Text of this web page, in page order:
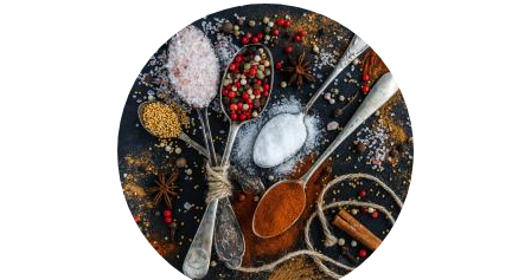
enchantée
:
Les
graines
germées